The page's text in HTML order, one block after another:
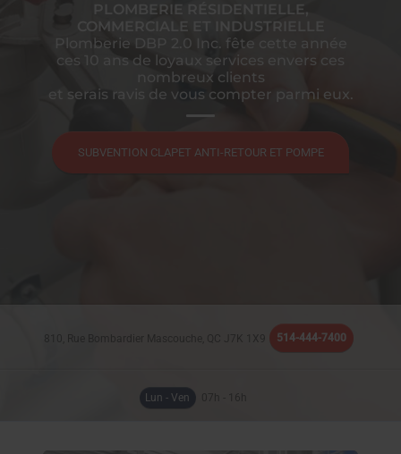
PLOMBERIE RÉSIDENTIELLE,
COMMERCIALE ET INDUSTRIELLE
Plomberie DBP 2.0 Inc. fête cette année
ces 10 ans de loyaux services envers ces
nombreux clients
et serais ravis de vous compter parmi eux.
SUBVENTION CLAPET ANTI-RETOUR ET POMPE
J7K 1X9 514-444-7400
Lun - Ven